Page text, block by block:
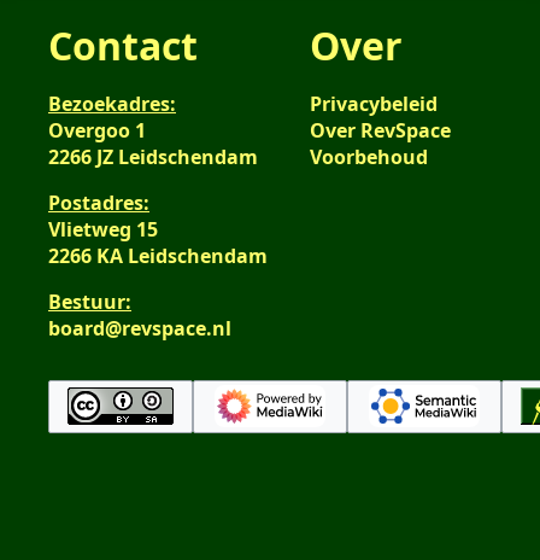
Contact
Bezoekadres:
Overgoo 1
2266 JZ Leidschendam
Postadres:
Vlietweg 15
2266 KA Leidschendam
Bestuur:
board@revspace.nl
Over
Privacybeleid
Over RevSpace
Voorbehoud